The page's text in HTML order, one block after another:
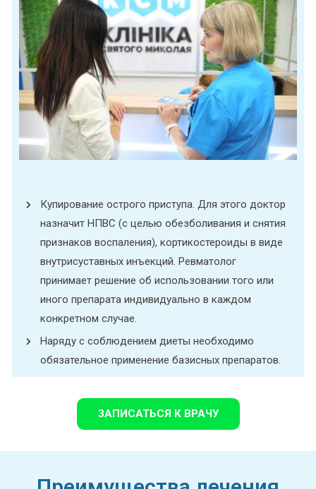
Купирование острого приступа. Для этого доктор
назначит НПВС (с целью обезболивания и снятия
признаков воспаления), кортикостероиды в виде
внутрисуставных инъекций. Ревматолог
принимает решение об использовании того или
иного препарата индивидуально в каждом
конкретном случае.
Наряду с соблюдением диеты необходимо
обязательное применение базисных препаратов.
ЗАПИСАТЬСЯ К ВРАЧУ